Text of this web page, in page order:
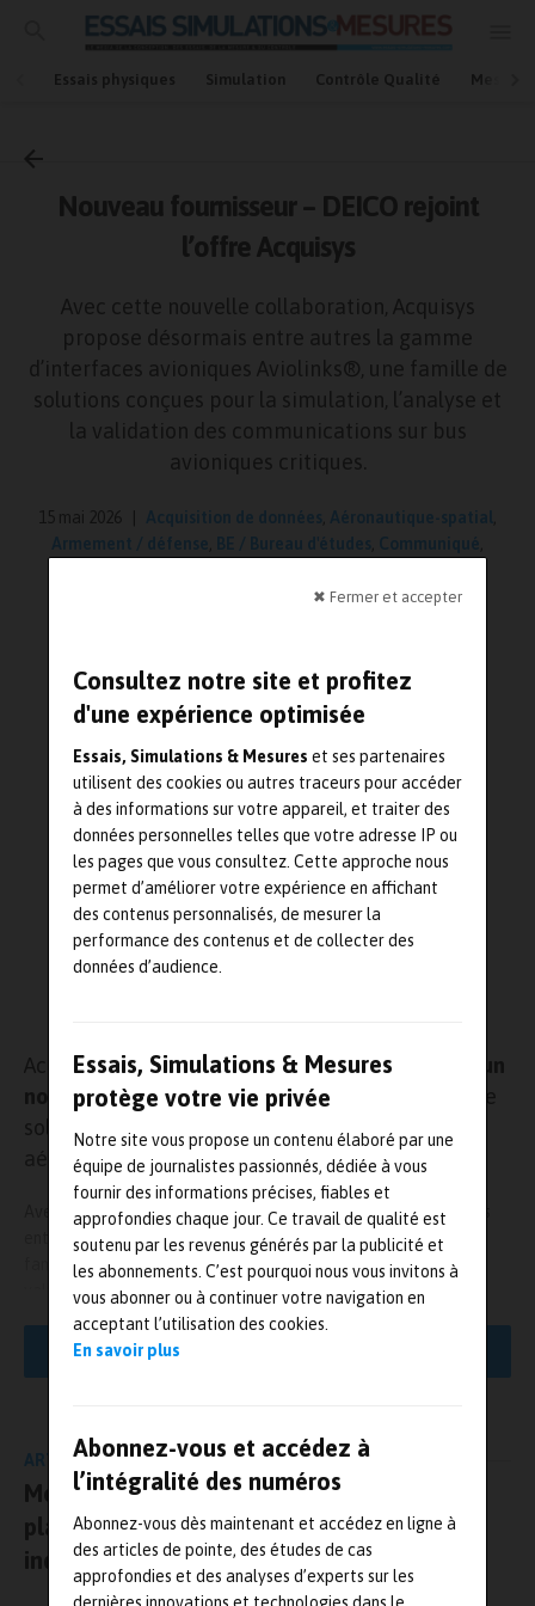
✖ Fermer et accepter
Consultez notre site et profitez
d'une expérience optimisée
Essais, Simulations & Mesures et ses partenaires
utilisent des cookies ou autres traceurs pour accéder
à des informations sur votre appareil, et traiter des
données personnelles telles que votre adresse IP ou
les pages que vous consultez. Cette approche nous
permet d’améliorer votre expérience en affichant
des contenus personnalisés, de mesurer la
performance des contenus et de collecter des
données d’audience.
Essais, Simulations & Mesures
protège votre vie privée
Notre site vous propose un contenu élaboré par une
équipe de journalistes passionnés, dédiée à vous
fournir des informations précises, fiables et
approfondies chaque jour. Ce travail de qualité est
soutenu par les revenus générés par la publicité et
les abonnements. C’est pourquoi nous vous invitons à
vous abonner ou à continuer votre navigation en
acceptant l’utilisation des cookies.
En savoir plus
Abonnez-vous et accédez à
l’intégralité des numéros
Abonnez-vous dès maintenant et accédez en ligne à
des articles de pointe, des études de cas
approfondies et des analyses d’experts sur les
dernières innovations et technologies dans le
Essais physiques Simulation Contrôle Qualité Mesures
Accueil
Communiqué
Nouveau fournisseur – DEICO rejoint
l’offre Acquisys
Avec cette nouvelle collaboration, Acquisys
propose désormais entre autres la gamme
d’interfaces avioniques Aviolinks®, une famille de
solutions conçues pour la simulation, l’analyse et
la validation des communications sur bus
avioniques critiques.
15 mai 2026 Acquisition de données Aéronautique-spatial
Armement / défense
BE / Bureau d'études Communiqué
Lecture : 3 minutes
Acquisys enrichit son catalogue avecl’arrivée d’un
nouveau partenaire: DEICO, fabricant reconnu de
solutions de test et mesure pour les secteurs
aéronautique et défense.
Avec cette nouvelle collaboration, Acquisys propose désormais
entre autres la gamme d’interfaces avioniques Aviolinks®, une
famille de solutions conçues pour la simulation, l’analyse et la
validation des communications sur bus avioniques critiques.
Pensée pour répondre aux besoins des intégrateurs, laboratoires
de test, bureaux d’études et industriels du secteur aéronautique,
systèmes embarqués ou environnements de validation, depuis les
essais en laboratoire jusqu’aux applications terrain.
Les interfaces Aviolinks® prennent en charge les principaux
standards avioniques, notammentMIL-STD-1553
ARINC 825. Disponibles dans plusieurs formats matériels : USB /
ARTICLE PRÉCÉDENT
Metrologic DCS lance Inspection Flow, une
plateforme unifiée dédiée à l’intelligence
industrielle